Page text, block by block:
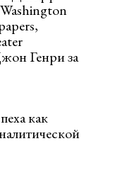
Генри за
как